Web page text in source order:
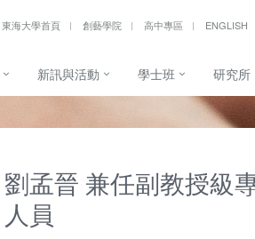
東海大學首頁 創藝學院 高中專區 ENGLISH
新訊與活動 學士班 研究所
劉孟晉 兼任副教授級
人員